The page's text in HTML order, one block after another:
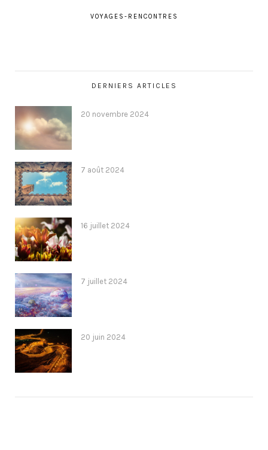
VOYAGES-RENCONTRES
DERNIERS ARTICLES
20 novembre 2024
7 août 2024
16 juillet 2024
7 juillet 2024
20 juin 2024